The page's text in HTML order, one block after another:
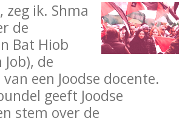
zeg ik. Shma
de
Bat Hiob
de
een Joodse docente.
geeft Joodse
stem over de